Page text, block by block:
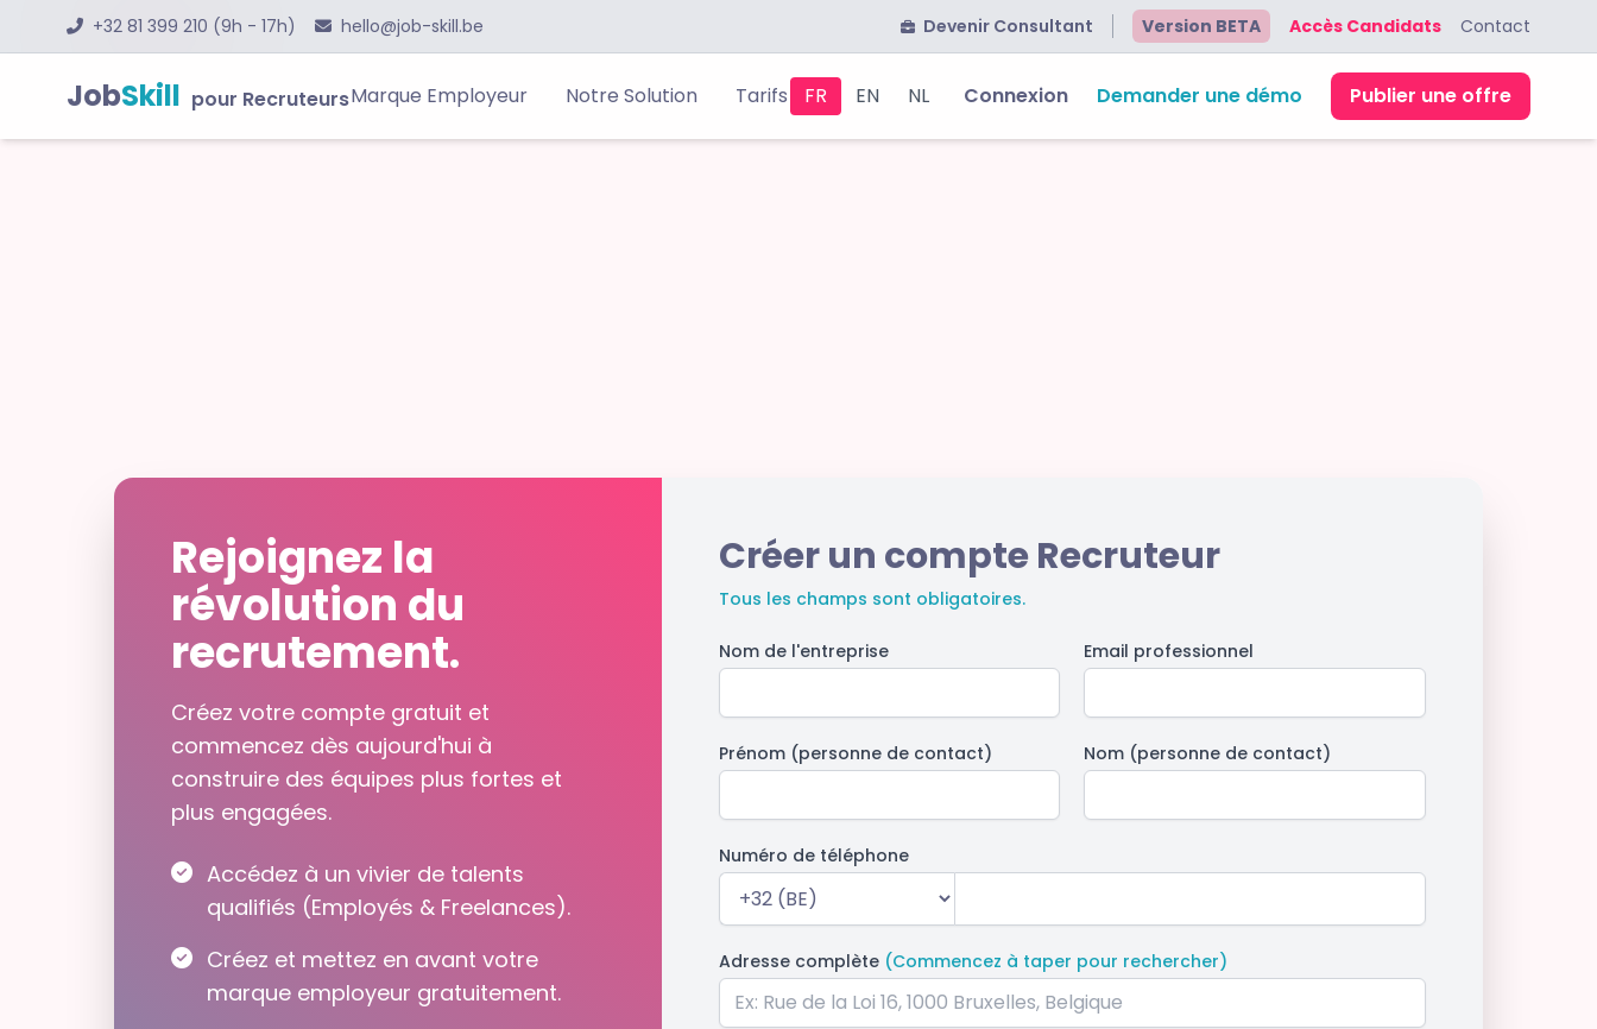
+32 81 399 210 (9h - 17h) hello@job-skill.be Devenir Consultant Version BETA Accès Candidats Contact
JobSkill pour RecruteursMarque Employeur Notre Solution Tarifs FR EN NL Connexion Demander une démo Publier une offre
Rejoignez la
révolution du
recrutement.
Créez votre compte gratuit et
commencez dès aujourd'hui à
construire des équipes plus fortes et
plus engagées.
Accédez à un vivier de talents
qualifiés (Employés & Freelances).
Créez et mettez en avant votre
marque employeur gratuitement.
Créer un compte Recruteur
Tous les champs sont obligatoires.
Nom de l'entreprise Email professionnel
Prénom (personne de contact) Nom (personne de contact)
Numéro de téléphone
Adresse complète (Commencez à taper pour rechercher)